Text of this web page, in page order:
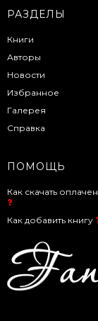
РАЗДЕЛЫ
Книги
Авторы
Новости
Избранное
Галерея
Справка
ПОМОЩЬ
Как скачать
Как добавить книгу